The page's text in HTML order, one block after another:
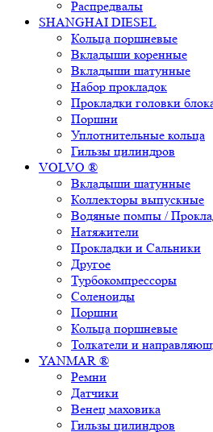
Распредвалы
SHANGHAI DIESEL
Кольца поршневые
Вкладыши коренные
Вкладыши шатунные
Набор прокладок
Прокладки головки
Поршни
Уплотнительные кольца
Гильзы цилиндров
VOLVO ®
Вкладыши шатунные
Коллекторы выпускные
Водяные помпы /
Натяжители
Прокладки и Сальники
Другое
Турбокомпрессоры
Соленоиды
Поршни
Кольца поршневые
Толкатели и
YANMAR ®
Ремни
Датчики
Венец маховика
Гильзы цилиндров